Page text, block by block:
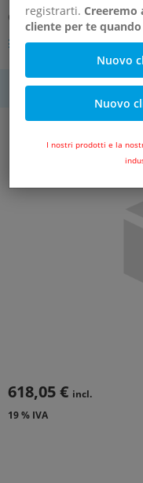
registrarti.
cliente per te
Nuovo
Nuovo
I nostri prodotti e la
Codice articolo: OT-
Altre versioni
618,05 € incl.
19 % IVA